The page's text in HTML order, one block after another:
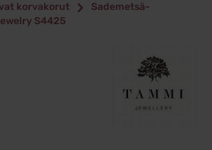
korvakorut
Sademetsä-
S4425